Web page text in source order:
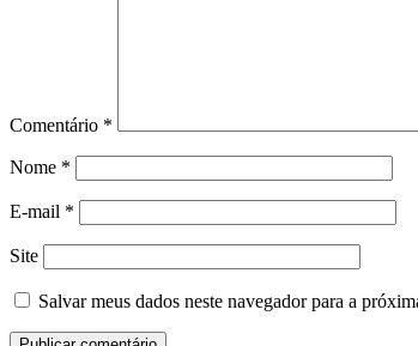
Comentário *
Nome *
E-mail *
Site
Salvar meus dados neste navegador para a